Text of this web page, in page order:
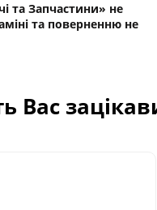
та Запчастини» не
та поверненню не
Вас